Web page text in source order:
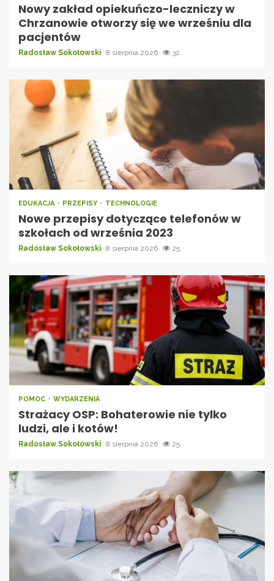
Nowy zakład opiekuńczo-leczniczy w
Chrzanowie otworzy się we wrześniu dla
pacjentów
Radosław Sokołowski 8 sierpnia 2026 32
EDUKACJA PRZEPISY TECHNOLOGIE
Nowe przepisy dotyczące telefonów w
szkołach od września 2023
Radosław Sokołowski 8 sierpnia 2026 25
POMOC WYDARZENIA
Strażacy OSP: Bohaterowie nie tylko
ludzi, ale i kotów!
Radosław Sokołowski 8 sierpnia 2026 25